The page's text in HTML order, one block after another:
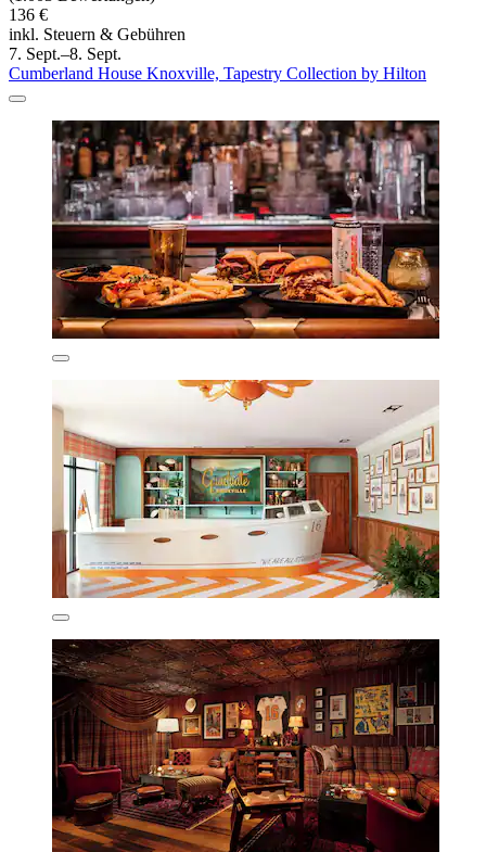
136 €
inkl. Steuern & Gebühren
7. Sept.–8. Sept.
Cumberland House Knoxville, Tapestry Collection by Hilton